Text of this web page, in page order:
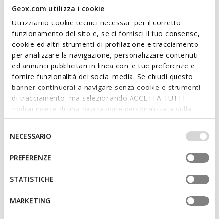
Geox.com utilizza i cookie
Utilizziamo cookie tecnici necessari per il corretto
funzionamento del sito e, se ci fornisci il tuo consenso,
cookie ed altri strumenti di profilazione e tracciamento
per analizzare la navigazione, personalizzare contenuti
ed annunci pubblicitari in linea con le tue preferenze e
fornire funzionalità dei social media. Se chiudi questo
banner continuerai a navigare senza cookie e strumenti
di tracciamento, ma selezionando ACCETTA TUTTI
godrai invece di una navigazione personalizzata sulla
base dei tuoi gusti ed interessi. Selezionando
IMPOSTAZIONI potrai anche scegliere quali cookies ed
altri strumenti di tracciamento autorizzare. Per maggiori
informazioni o per modificare in qualsiasi momento le
tue impostazioni, visita la nostra
consenso
NECESSARIO
PREFERENZE
STATISTICHE
MARKETING
SOSTENIBILE
CAPITALE UOMO
Scarpe stringate in pelle
€127,93
1 COLORE
Price reduced from
€199,90
to
Prezzo di listino
-36%
SOSTENIBILE
BARBERIGO UOMO
Scarpe stringate eleganti
€107,30
1 COLORE
Price reduced from
€145,00
to
Prezzo di listino
-26%